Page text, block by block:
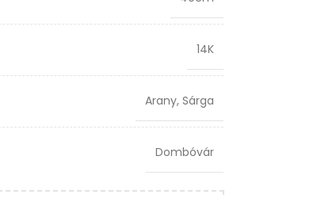
14K
Arany, Sárga
Dombóvár